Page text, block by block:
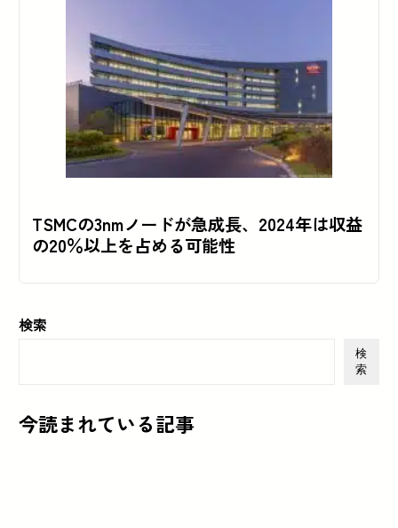
TSMCの3nmノードが急成長、2024年は収益
の20％以上を占める可能性
検索
検
索
今読まれている記事